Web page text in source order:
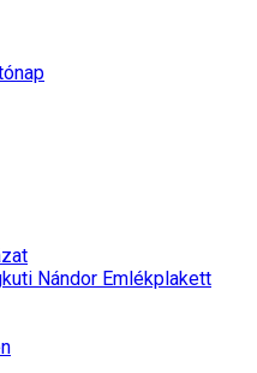
Nándor Emlékplakett